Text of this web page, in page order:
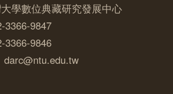
學數位典藏研究發展中心
3366-9847
3366-9846
darc@ntu.edu.tw